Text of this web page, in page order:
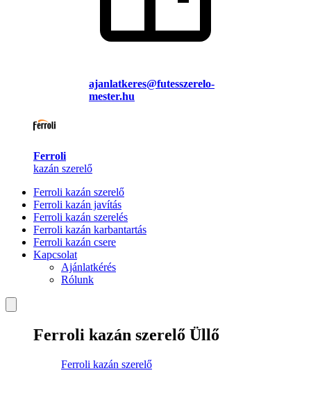
ajanlatkeres@futesszerelo-
mester.hu
Ferroli
kazán szerelő
Ferroli kazán szerelő
Ferroli kazán javítás
Ferroli kazán szerelés
Ferroli kazán karbantartás
Ferroli kazán csere
Kapcsolat
Ajánlatkérés
Rólunk
Ferroli kazán szerelő Üllő
Ferroli kazán szerelő